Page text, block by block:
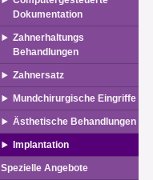
Dokumentation
Zahnerhaltungs
Behandlungen
Zahnersatz
Mundchirurgische Eingriffe
Ästhetische Behandlungen
Implantation
Spezielle Angebote